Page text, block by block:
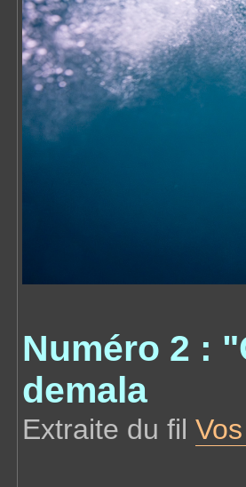
Numéro 2 :
demala
Extraite du fil